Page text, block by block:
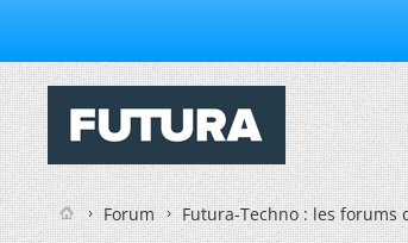
Forum Futura-Techno : les